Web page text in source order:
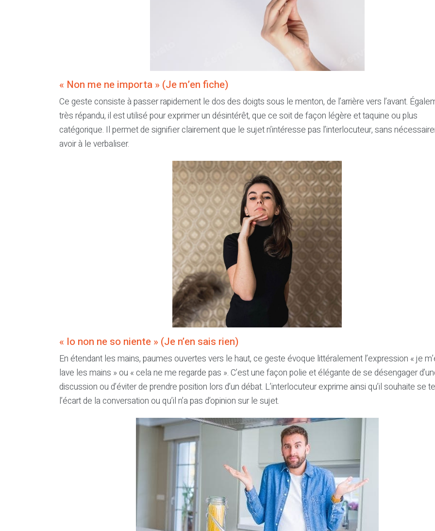
« Non me ne importa » (Je m’en fiche)
Ce geste consiste à passer rapidement le dos des doigts sous le menton, de l’arrière vers l’avant.
très répandu, il est utilisé pour exprimer un désintérêt, que ce soit de façon légère et taquine ou plus
catégorique. Il permet de signifier clairement que le sujet n’intéresse pas l’interlocuteur, sans
avoir à le verbaliser.
« Io non ne so niente » (Je n’en sais rien)
En étendant les mains, paumes ouvertes vers le haut, ce geste évoque littéralement l’expression « je
lave les mains » ou « cela ne me regarde pas ». C’est une façon polie et élégante de se désengager
discussion ou d’éviter de prendre position lors d’un débat. L’interlocuteur exprime ainsi qu’il souhaite se
l’écart de la conversation ou qu’il n’a pas d’opinion sur le sujet.